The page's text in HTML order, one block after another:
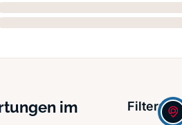
im
Filter: